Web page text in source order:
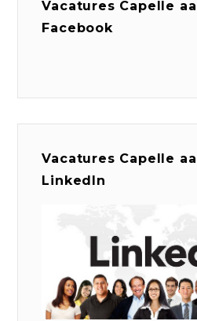
Vacatures Capelle
Facebook
Vacatures Capelle
LinkedIn